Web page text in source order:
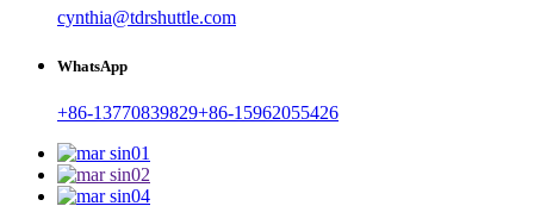
cynthia@tdrshuttle.com
WhatsApp
+86-13770839829+86-15962055426